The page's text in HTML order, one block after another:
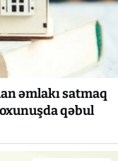
əmlakı satmaq
qəbul